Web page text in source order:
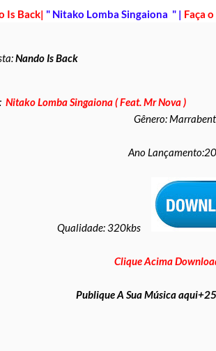
Is Back| " Nitako Lomba Singaiona " | Faça
Nando Is Back
Nitako Lomba Singaiona ( Feat. Mr Nova )
Gênero:
Ano
Qualidade: 320kbs
Clique Acima
Publique A Sua Música